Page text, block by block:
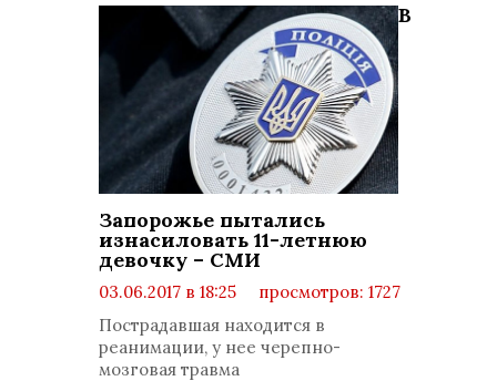
В
Запорожье пытались
изнасиловать 11-летнюю
девочку – СМИ
03.06.2017 в 18:25
просмотров: 1727
Пострадавшая находится в
реанимации, у нее черепно-
мозговая травма